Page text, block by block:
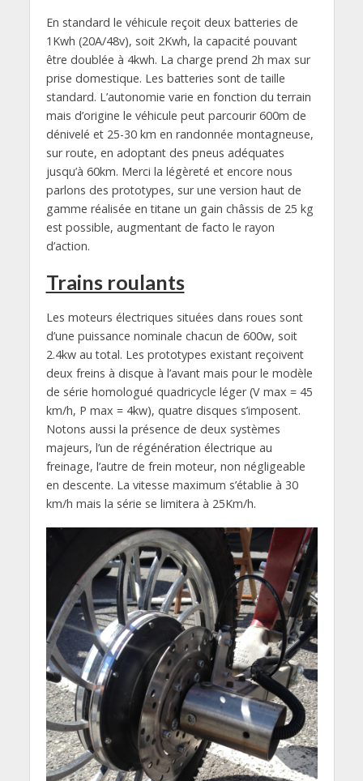
En standard le véhicule reçoit deux batteries de
1Kwh (20A/48v), soit 2Kwh, la capacité pouvant
être doublée à 4kwh. La charge prend 2h max sur
prise domestique. Les batteries sont de taille
standard. L’autonomie varie en fonction du terrain
mais d’origine le véhicule peut parcourir 600m de
dénivelé et 25-30 km en randonnée montagneuse,
sur route, en adoptant des pneus adéquates
jusqu’à 60km. Merci la légèreté et encore nous
parlons des prototypes, sur une version haut de
gamme réalisée en titane un gain châssis de 25 kg
est possible, augmentant de facto le rayon
d’action.
Trains roulants
Les moteurs électriques situées dans roues sont
d’une puissance nominale chacun de 600w, soit
2.4kw au total. Les prototypes existant reçoivent
deux freins à disque à l’avant mais pour le modèle
de série homologué quadricycle léger (V max = 45
km/h, P max = 4kw), quatre disques s’imposent.
Notons aussi la présence de deux systèmes
majeurs, l’un de régénération électrique au
freinage, l’autre de frein moteur, non négligeable
en descente. La vitesse maximum s’établie à 30
km/h mais la série se limitera à 25Km/h.